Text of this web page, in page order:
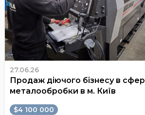
27.06.26
Продаж діючого бізнесу в
металообробки в м. Київ
$4 100 000